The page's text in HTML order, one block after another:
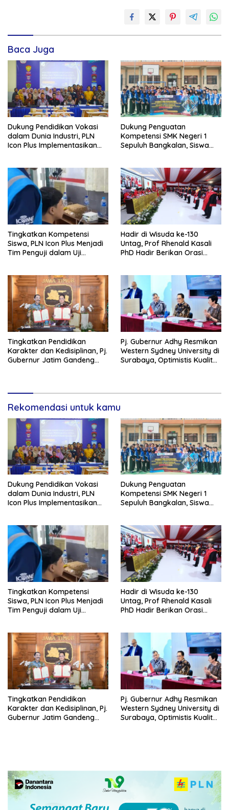
Baca Juga
Dukung Pendidikan Vokasi
dalam Dunia Industri, PLN
Icon Plus Implementasikan
Dukung Penguatan
Kompetensi SMK Negeri 1
Sepuluh Bangkalan, Siswa
Komputer dan Jaringan
Tingkatkan Kompetensi
Siswa, PLN Icon Plus Menjadi
Tim Penguji dalam Uji
Siliragung
Hadir di Wisuda ke-130
Untag, Prof Rhenald Kasali
PhD Hadir Berikan Orasi
Tingkatkan Pendidikan
Karakter dan Kedisiplinan, Pj.
Gubernur Jatim Gandeng
Pj. Gubernur Adhy Resmikan
Western Sydney University di
Surabaya, Optimistis Kualitas
Rekomendasi untuk kamu
Dukung Pendidikan Vokasi
dalam Dunia Industri, PLN
Icon Plus Implementasikan
Dukung Penguatan
Kompetensi SMK Negeri 1
Sepuluh Bangkalan, Siswa
Komputer dan Jaringan
Tingkatkan Kompetensi
Siswa, PLN Icon Plus Menjadi
Tim Penguji dalam Uji
Siliragung
Hadir di Wisuda ke-130
Untag, Prof Rhenald Kasali
PhD Hadir Berikan Orasi
Tingkatkan Pendidikan
Karakter dan Kedisiplinan, Pj.
Gubernur Jatim Gandeng
Pj. Gubernur Adhy Resmikan
Western Sydney University di
Surabaya, Optimistis Kualitas